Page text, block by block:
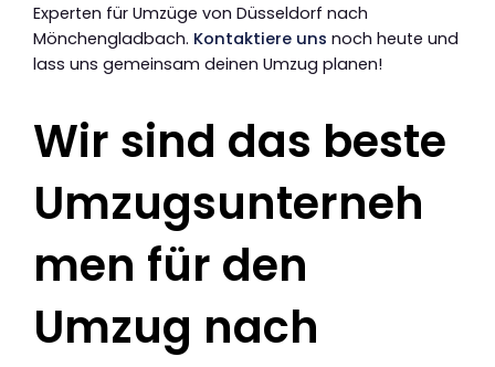
Experten für Umzüge von Düsseldorf nach
Mönchengladbach. Kontaktiere uns noch heute und
lass uns gemeinsam deinen Umzug planen!
Wir sind das beste
Umzugsunterneh
men für den
Umzug nach